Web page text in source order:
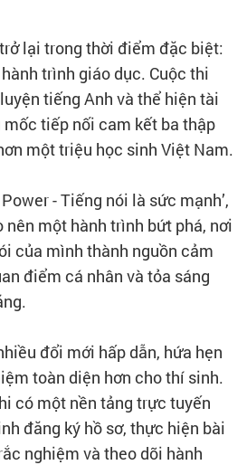
lại trong thời điểm đặc biệt:
trình giáo dục. Cuộc thi
tiếng Anh và thể hiện tài
mốc tiếp nối cam kết ba thập
một triệu học sinh Việt Nam.
- Tiếng nói là sức mạnh’,
một hành trình bứt phá, nơi
của mình thành nguồn cảm
điểm cá nhân và tỏa sáng
đổi mới hấp dẫn, hứa hẹn
toàn diện hơn cho thí sinh.
có một nền tảng trực tuyến
đăng ký hồ sơ, thực hiện bài
nghiệm và theo dõi hành